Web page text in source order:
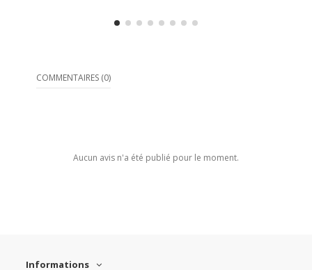
COMMENTAIRES (0)
Aucun avis n'a été publié pour le moment.
Informations